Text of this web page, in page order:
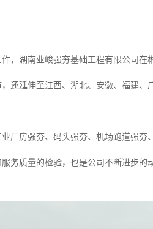
，湖南业峻强夯基础工程有限公司在
还延伸至江西、湖北、安徽、福建、
厂房强夯、码头强夯、机场跑道强夯
务质量的检验，也是公司不断进步的